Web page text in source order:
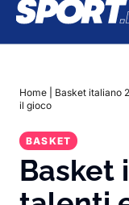
Home
Basket italiano
il gioco
BASKET
Basket